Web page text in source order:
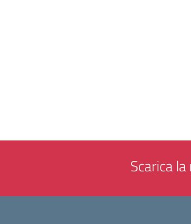
Scarica